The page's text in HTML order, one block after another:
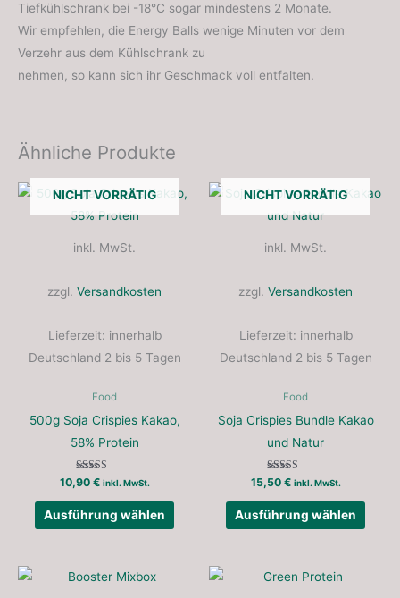
Tiefkühlschrank bei -18°C sogar mindestens 2 Monate.
Wir empfehlen, die Energy Balls wenige Minuten vor dem
Verzehr aus dem Kühlschrank zu
nehmen, so kann sich ihr Geschmack voll entfalten.
Ähnliche Produkte
NICHT VORRÄTIG
inkl. MwSt.
zzgl. Versandkosten
Lieferzeit: innerhalb
Deutschland 2 bis 5 Tagen
Food
500g Soja Crispies Kakao,
58% Protein
Bewertet mit
von 5
10,90 € inkl. MwSt.
Ausführung wählen
Dieses
Produkt
der
NICHT VORRÄTIG
inkl. MwSt.
zzgl. Versandkosten
Lieferzeit: innerhalb
Deutschland 2 bis 5 Tagen
Food
Soja Crispies Bundle Kakao
und Natur
Bewertet mit
von 5
15,50 € inkl. MwSt.
Ausführung wählen
der
Dieses